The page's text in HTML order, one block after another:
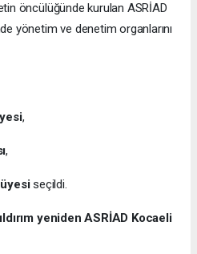
öncülüğünde kurulan ASRİAD
yönetim ve denetim organlarını
,
,
seçildi.
yeniden ASRİAD Kocaeli